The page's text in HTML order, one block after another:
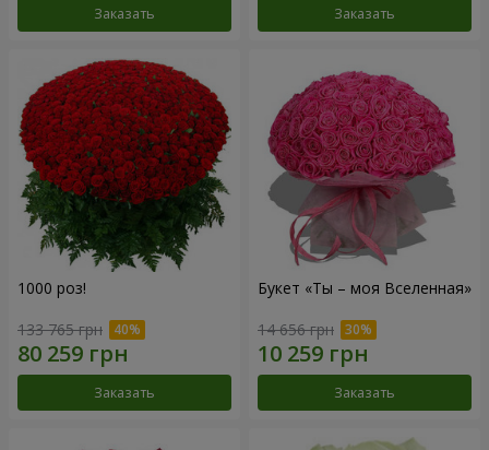
Заказать Заказать
1000 роз!
133 765 грн
Заказать
Букет «Ты – моя Вселенная»
14 656 грн
Заказать